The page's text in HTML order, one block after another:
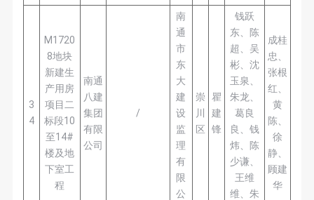
3
4
M1720
8地块
新建生
产用房
项目二
标段10
至14#
楼及地
下室工
程
南通
八建
集团
有限
公司
/
南
通
市
东
大
建
设
监
理
有
限
公
崇
川
区
瞿
建
锋
钱跃
东、陈
超、吴
彬、沈
玉泉、
朱龙、
葛良
良、钱
炜、陈
少谦、
王维
维、朱
成桂
忠、
张根
红、
黄
陈、
徐
静、
顾建
华